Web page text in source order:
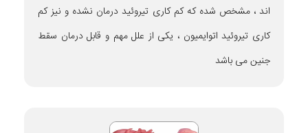
اند ، مشخص شده که کم کاری تیروئید درمان نشده و نیز کم
کاری تیروئید اتوایمیون ، یکی از علل مهم و قابل درمان سقط
جنین می باشد